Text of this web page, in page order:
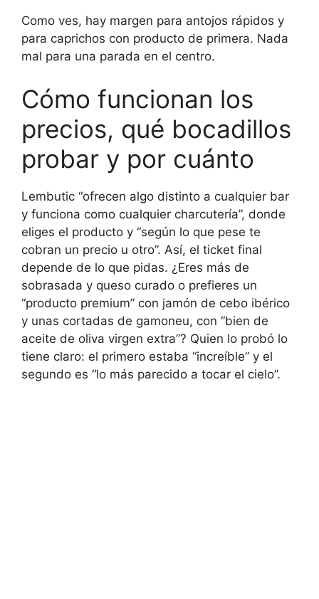
Como ves, hay margen para antojos rápidos y
para caprichos con producto de primera. Nada
mal para una parada en el centro.
Cómo funcionan los
precios, qué bocadillos
probar y por cuánto
Lembutic “ofrecen algo distinto a cualquier bar
y funciona como cualquier charcutería”, donde
eliges el producto y “según lo que pese te
cobran un precio u otro”. Así, el ticket final
depende de lo que pidas. ¿Eres más de
sobrasada y queso curado o prefieres un
“producto premium” con jamón de cebo ibérico
y unas cortadas de gamoneu, con “bien de
aceite de oliva virgen extra”? Quien lo probó lo
tiene claro: el primero estaba “increíble” y el
segundo es “lo más parecido a tocar el cielo”.